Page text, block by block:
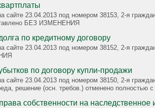
сайте 23.04.2013 под номером 38153, 2-я
БЕЗ ИЗМЕНЕНИЯ
по кредитному договору
сайте 23.04.2013 под номером 38152, 2-я
по договору купли-продажи
сайте 23.04.2013 под номером 38150, 2-я
решение (осн. требов.) отменено полностью
собственности на наследственное